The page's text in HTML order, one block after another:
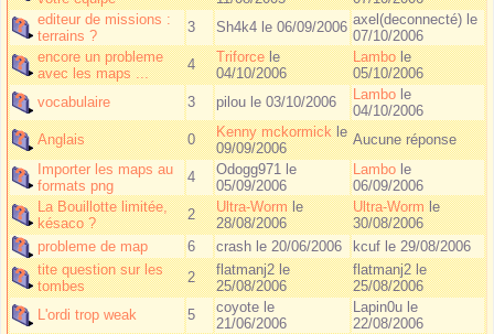
editeur de missions :
terrains ?
3 Sh4k4 le 06/09/2006 axel(deconnecté) le
07/10/2006
encore un probleme
avec les maps ...
4 Triforcele
04/10/2006
Lambo le
05/10/2006
vocabulaire
3 pilou le 03/10/2006 Lambo le
04/10/2006
Anglais
0 Kenny mckormickle
09/09/2006
Aucune réponse
Importer les maps au
formats png
4
Odogg971 le
05/09/2006
Lambo le
06/09/2006
La Bouillotte limitée,
késaco ?
2 Ultra-Wormle
28/08/2006
Ultra-Worm le
30/08/2006
probleme de map
6 crash le 20/06/2006 kcuf le 29/08/2006
tite question sur les
tombes
2
flatmanj2 le
25/08/2006
flatmanj2le
25/08/2006
L'ordi trop weak
5
coyote le
21/06/2006
Lapin0u le
22/08/2006